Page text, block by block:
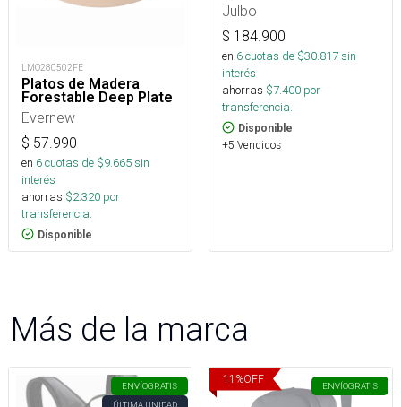
LMO280502FE
Platos de Madera
Forestable Deep Plate
Evernew
$ 57.990
en 6cuotas de $9.665sin
interés
ahorras $2.320 por
transferencia.
Disponible
Julbo
$ 184.900
en 6cuotas de $30.817sin
interés
ahorras $7.400 por
transferencia.
Disponible
+5 Vendidos
Más de la marca
ENVÍOGRATIS
ÚLTIMA UNIDAD
11 %OFF
ENVÍOGRATIS